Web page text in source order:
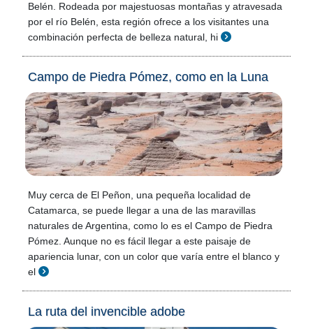
Belén. Rodeada por majestuosas montañas y atravesada
por el río Belén, esta región ofrece a los visitantes una
combinación perfecta de belleza natural, hi
Campo de Piedra Pómez, como en la Luna
Muy cerca de El Peñon, una pequeña localidad de
Catamarca, se puede llegar a una de las maravillas
naturales de Argentina, como lo es el Campo de Piedra
Pómez. Aunque no es fácil llegar a este paisaje de
apariencia lunar, con un color que varía entre el blanco y
el
La ruta del invencible adobe